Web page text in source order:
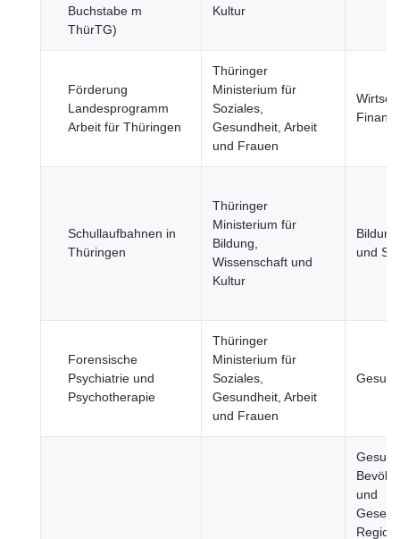
Buchstabe m
ThürTG)
Kultur
Förderung
Landesprogramm
Arbeit für Thüringen
Thüringer
Ministerium für
Soziales,
Gesundheit, Arbeit
und Frauen
Schullaufbahnen in
Thüringen
Thüringer
Ministerium für
Bildung,
Wissenschaft und
Kultur
und
Forensische
Psychiatrie und
Psychotherapie
Thüringer
Ministerium für
Soziales,
Gesundheit, Arbeit
und Frauen
und